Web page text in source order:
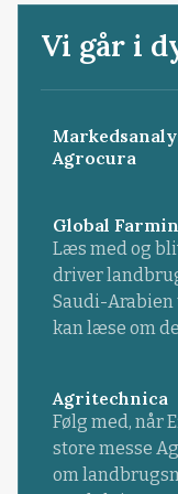
Vi går i
Agrocura
Global
Læs med og
driver
Saudi-Arabien
kan læse om
Agritechnica
Følg med, når
store messe
om